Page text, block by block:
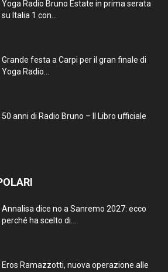
Yoga Radio Bruno Estate in prima serata
su Italia 1 con...
Grande festa a Carpi per il gran finale di
Yoga Radio...
50 anni di Radio Bruno – Il Libro ufficiale
Annalisa dice no a Sanremo 2027: ecco
perché ha scelto di...
Eros Ramazzotti, nuova operazione alle